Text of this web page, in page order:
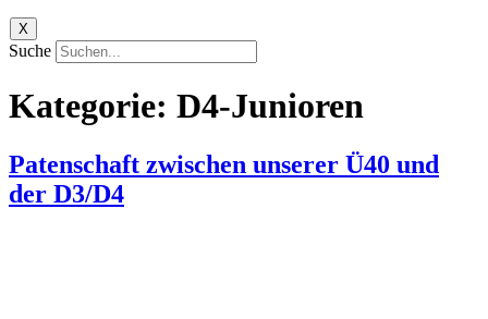
X
Suche
Kategorie: D4-Junioren
Patenschaft zwischen unserer Ü40 und
der D3/D4